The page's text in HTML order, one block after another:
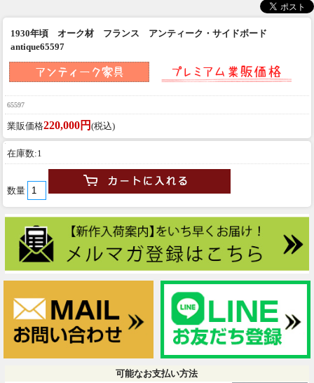
1930年頃 オーク材 フランス アンティーク・サイドボード
antique65597
65597
業販価格220,000円 (税込)
在庫数:1
数量
可能なお支払い方法